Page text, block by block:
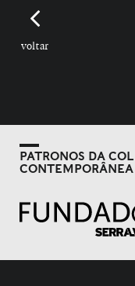
voltar
PATRONOS DA